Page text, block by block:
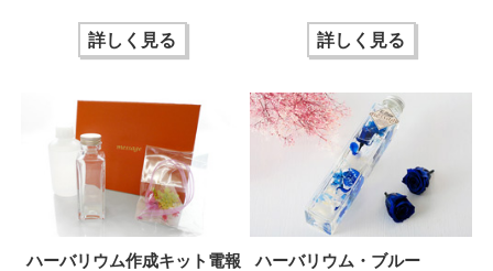
詳しく見る 詳しく見る
ハーバリウム作成キット電報
ハーバリウム・ブルー